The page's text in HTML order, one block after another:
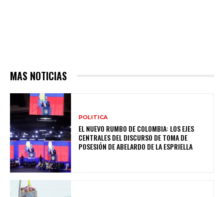
MAS NOTICIAS
POLITICA
EL NUEVO RUMBO DE COLOMBIA: LOS EJES
CENTRALES DEL DISCURSO DE TOMA DE
POSESIÓN DE ABELARDO DE LA ESPRIELLA